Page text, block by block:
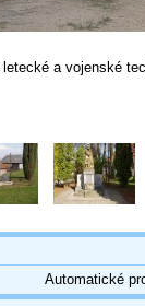
a vojenské
Automatické